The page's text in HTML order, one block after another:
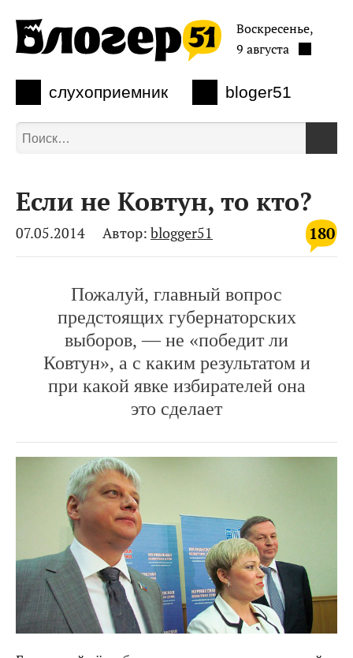
слухоприемник bloger51
Воскресенье,
9 августа
Если не Ковтун, то кто?
180
07.05.2014 Автор: blogger51
Пожалуй, главный вопрос
предстоящих губернаторских
выборов, — не «победит ли
Ковтун», а с каким результатом и
при какой явке избирателей она
это сделает